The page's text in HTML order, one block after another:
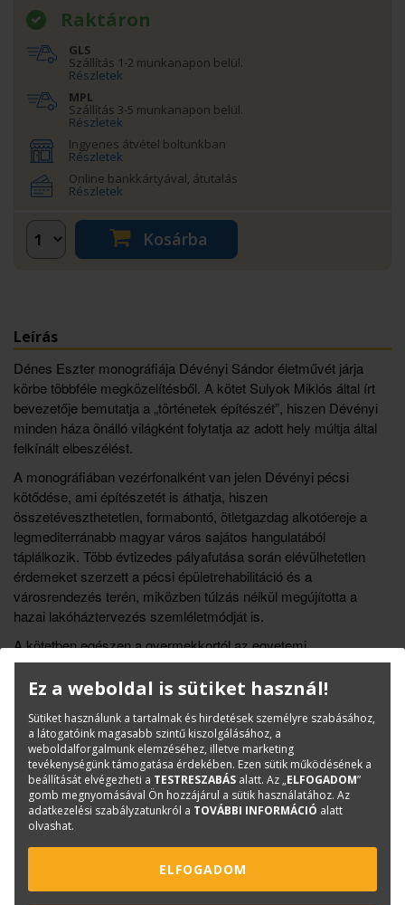
Raktáron
GLS
Szállítás 1-2 munkanapon belül.
Részletek
MPL
Szállítás 3-5 munkanapon belül.
Részletek
Ingyenes átvétel boltunkban
Részletek
Online bankkártyával, átutalás
Részletek
Kosárba
Leírás
Dénes Eszter monográfiája Dévényi Sándor életművét járja
körbe többféle megközelítésből. A kötet Sulyok Miklós által írt
bevezetője bemutatja a „történetek építészét”, hiszen Dévényi
minden háza önálló világként folytatja az adott hely múltja által
felkínált elbeszélést.
A monográfiában vezérfonalként van jelen Dévényi pécsi
kötődése, ami építészetét is áthatja, hiszen
összetéveszthetetlen, formabontó, ötletgazdag alkotóereje a
legmediterránabb magyar város sajátos hangulatából
táplálkozik. Több évtizedes pályafutása során elévülhetetlen
érdemeket szerzett a pécsi épületrehabilitáció és a
városrendezés terén, miközben túlzás nélkül megújította a
hazai lakóháztervezés szemléletmódját is.
A kötetben egészen a gyermekkortól az egyetemi
tanulmányokon, a jelentős térrendezési feladatokon át a
megvalósulatlan tervekig kapunk átfogó képet a pálya ívéről,
gondolatai tesznek még plasztikusabbá.
Könyvinfó
Kategóriák
Kortárs építészet
ISBN:
Méret:
230x275 mm
256
Kiadó:
MMA Kiadó
Ez a weboldal is sütiket használ!
Sütiket használunk a tartalmak és hirdetések személyre szabásához,
a látogatóink magasabb szintű kiszolgálásához, a
weboldalforgalmunk elemzéséhez, illetve marketing
tevékenységünk támogatása érdekében. Ezen sütik működésének a
beállítását elvégezheti a TESTRESZABÁS alatt. Az „ELFOGADOM”
gomb megnyomásával Ön hozzájárul a sütik használatához. Az
adatkezelési szabályzatunkról a TOVÁBBI INFORMÁCIÓ alatt
olvashat.
ELFOGADOM